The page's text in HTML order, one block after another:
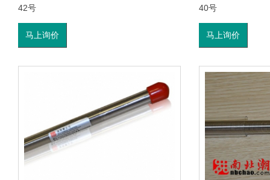
42号
马上询价
40号
马上询价